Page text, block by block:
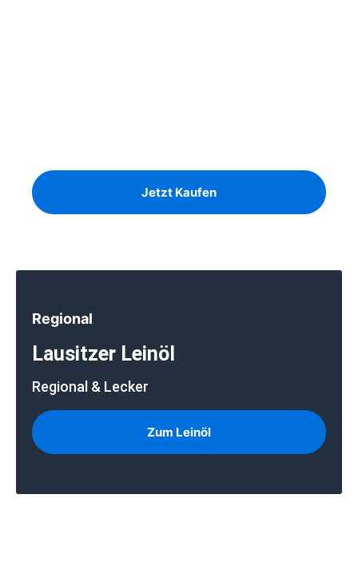
Jetzt Kaufen
Regional
Lausitzer Leinöl
Regional & Lecker
Zum Leinöl